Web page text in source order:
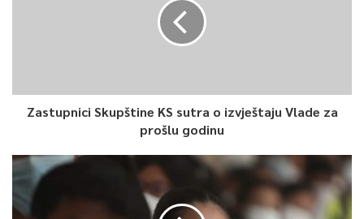
Zastupnici Skupštine KS sutra o izvještaju Vlade za
prošlu godinu